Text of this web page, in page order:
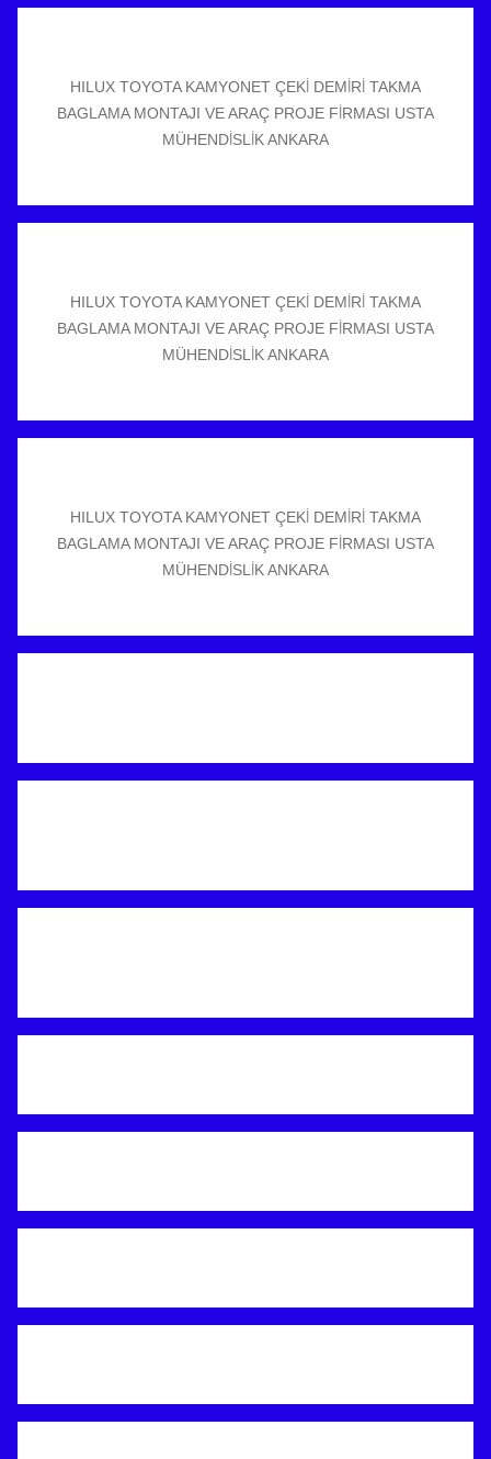
HILUX TOYOTA KAMYONET ÇEKİ DEMİRİ TAKMA
BAGLAMA MONTAJI VE ARAÇ PROJE FİRMASI USTA
MÜHENDİSLİK ANKARA
HILUX TOYOTA KAMYONET ÇEKİ DEMİRİ TAKMA
BAGLAMA MONTAJI VE ARAÇ PROJE FİRMASI USTA
MÜHENDİSLİK ANKARA
HILUX TOYOTA KAMYONET ÇEKİ DEMİRİ TAKMA
BAGLAMA MONTAJI VE ARAÇ PROJE FİRMASI USTA
MÜHENDİSLİK ANKARA